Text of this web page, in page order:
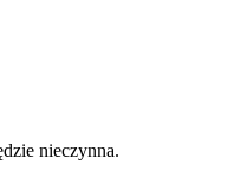
nieczynna.